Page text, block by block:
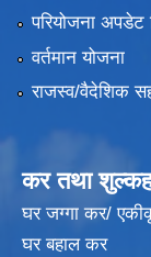
परियोजना अपडेट
वर्तमान योजना
राजस्व/वैदेशिक
कर तथा
घर जग्गा कर/
घर बहाल कर